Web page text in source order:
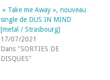
» Take me Away », nouveau
single de DUS IN MIND
[metal / Strasbourg]
17/07/2021
Dans "SORTIES DE
DISQUES"